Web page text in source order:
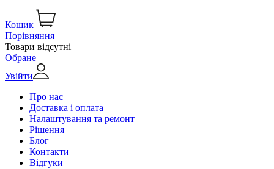
Кошик
Порівняння
Товари відсутні
Обране
Увійти
Про нас
Доставка і оплата
Налаштування та ремонт
Рішення
Блог
Контакти
Відгуки